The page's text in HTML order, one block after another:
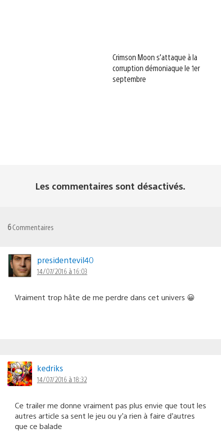
Crimson Moon s’attaque à la
corruption démoniaque le 1er
septembre
Les commentaires sont désactivés.
6Commentaires
presidentevil40
14/07/2016 à 16:03
Vraiment trop hâte de me perdre dans cet univers 😀
kedriks
14/07/2016 à 18:32
Ce trailer me donne vraiment pas plus envie que tout les
autres article sa sent le jeu ou y’a rien à faire d’autres
que ce balade